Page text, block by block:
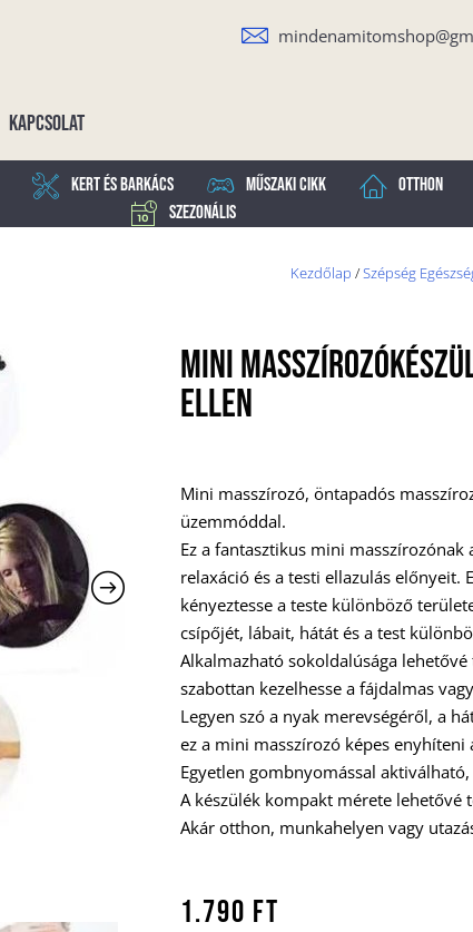
Kapcsolat
Kert és Barkács Műszaki cikk Otthon
Szezonális
Kezdőlap /Szépség
Mini
Ellen
Mini masszírozó, öntapadós
üzemmóddal.
Ez a fantasztikus mini
relaxáció és a testi ellazulás előnyeit.
kényeztesse a teste különböző
csípőjét, lábait, hátát és a test
Alkalmazható sokoldalúsága
szabottan kezelhesse a fájdalmas
Legyen szó a nyak merevségéről, a
ez a mini masszírozó képes
Egyetlen gombnyomással
A készülék kompakt mérete lehetővé
Akár otthon, munkahelyen vagy
1.790 Ft